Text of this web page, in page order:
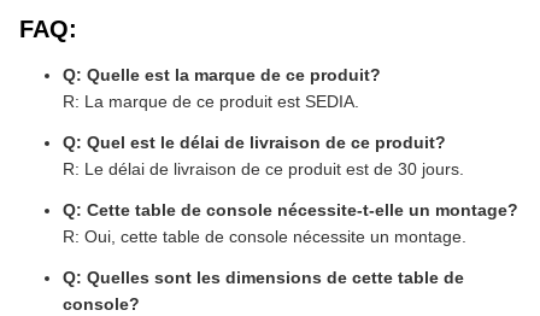
FAQ:
Q: Quelle est la marque de ce produit?
R: La marque de ce produit est SEDIA.
Q: Quel est le délai de livraison de ce produit?
R: Le délai de livraison de ce produit est de 30 jours.
Q: Cette table de console nécessite-t-elle un montage?
R: Oui, cette table de console nécessite un montage.
Q: Quelles sont les dimensions de cette table de
console?